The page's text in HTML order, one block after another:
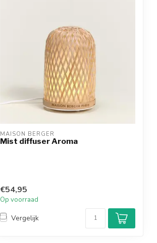
MAISON BERGER
Mist diffuser Aroma
€54,95
Op voorraad
Vergelijk